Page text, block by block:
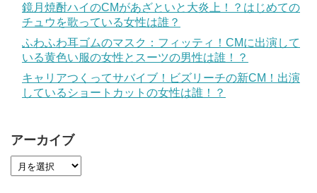
鏡月焼酎ハイのCMがあざといと大炎上！？はじめての
チュウを歌っている女性は誰？
ふわふわ耳ゴムのマスク：フィッティ！CMに出演して
いる黄色い服の女性とスーツの男性は誰！？
キャリアつくってサバイブ！ビズリーチの新CM！出演
しているショートカットの女性は誰！？
アーカイブ